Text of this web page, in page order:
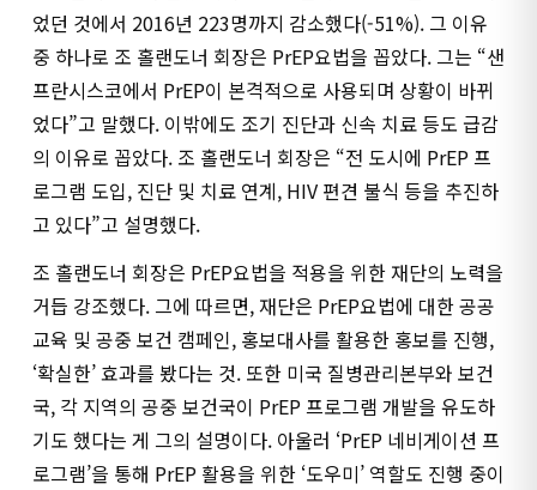
었던 것에서 2016년 223명까지 감소했다(-51%). 그 이유
중 하나로 조 홀랜도너 회장은 PrEP요법을 꼽았다. 그는 “샌
프란시스코에서 PrEP이 본격적으로 사용되며 상황이 바뀌
었다”고 말했다. 이밖에도 조기 진단과 신속 치료 등도 급감
의 이유로 꼽았다. 조 홀랜도너 회장은 “전 도시에 PrEP 프
로그램 도입, 진단 및 치료 연계, HIV 편견 불식 등을 추진하
고 있다”고 설명했다.
조 홀랜도너 회장은 PrEP요법을 적용을 위한 재단의 노력을
거듭 강조했다. 그에 따르면, 재단은 PrEP요법에 대한 공공
교육 및 공중 보건 캠페인, 홍보대사를 활용한 홍보를 진행,
‘확실한’ 효과를 봤다는 것. 또한 미국 질병관리본부와 보건
국, 각 지역의 공중 보건국이 PrEP 프로그램 개발을 유도하
기도 했다는 게 그의 설명이다. 아울러 ‘PrEP 네비게이션 프
로그램’을 통해 PrEP 활용을 위한 ‘도우미’ 역할도 진행 중이